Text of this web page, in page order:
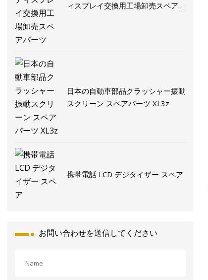
ィスプレイ交​​換用工場卸売スペアパ
日本の自動車部品クラッシャー振動
スクリーン スペアパーツ XL3z
携帯電話 LCD デジタイザー スペア
お問い合わせを送信してください